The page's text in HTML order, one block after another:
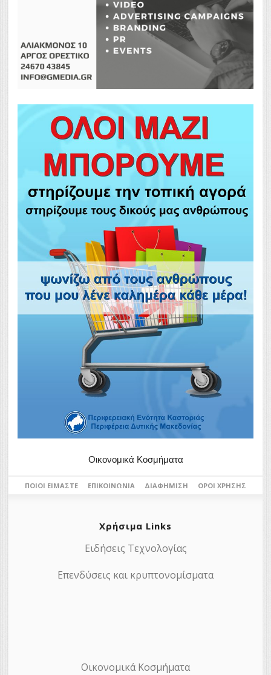
Οικονομικά Κοσμήματα
ΠΟΙΟΙ ΕΊΜΑΣΤΕ ΕΠΙΚΟΙΝΩΝΊΑ ΔΙΑΦΉΜΙΣΗ ΌΡΟΙ ΧΡΉΣΗΣ
Χρήσιμα Links
Ειδήσεις Τεχνολογίας
Επενδύσεις και κρυπτονομίσματα
Οικονομικά Κοσμήματα